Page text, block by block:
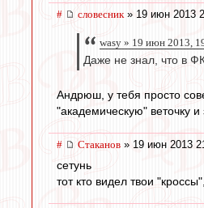
# словесник» 19 июн 2013
wasy » 19 июн 2013,
Даже не знал, что в
Андрюш, у тебя просто
"академическую" веточку и
# Cтаканов » 19 июн 2013
сетунь
тот кто видел твои